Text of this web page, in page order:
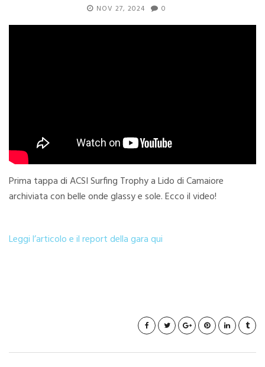
NOV 27, 2024 0
Prima tappa di ACSI Surfing Trophy a Lido di Camaiore
archiviata con belle onde glassy e sole. Ecco il video!
Leggi l’articolo e il report della gara qui